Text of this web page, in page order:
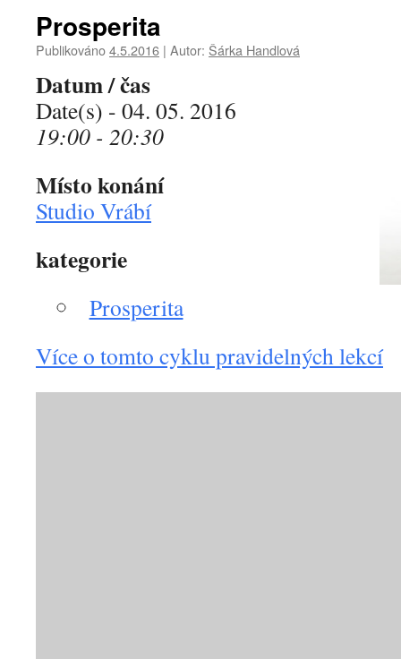
Prosperita
Publikováno4.5.2016 | Autor: Šárka Handlová
Datum / čas
Date(s) - 04. 05. 2016
19:00 - 20:30
Místo konání
Studio Vrábí
kategorie
Prosperita
Více o tomto cyklu pravidelných lekcí